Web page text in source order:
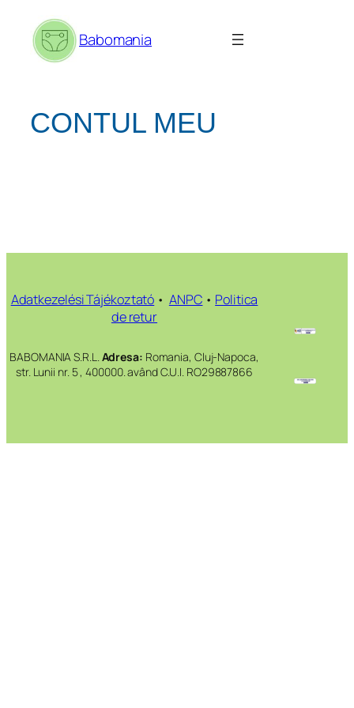
conținut
Babomania
CONTUL MEU
Adatkezelési Tájékoztató • ANPC • Politica
de retur
BABOMANIA S.R.L. Adresa: Romania, Cluj-Napoca,
str. Lunii nr. 5 , 400000. având C.U.I. RO29887866